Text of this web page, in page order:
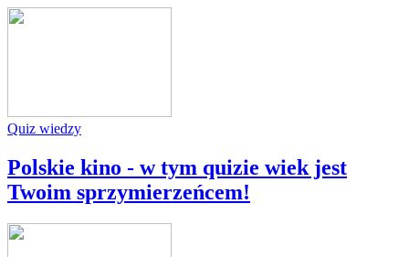
Quiz wiedzy
Polskie kino - w tym quizie wiek jest
Twoim sprzymierzeńcem!